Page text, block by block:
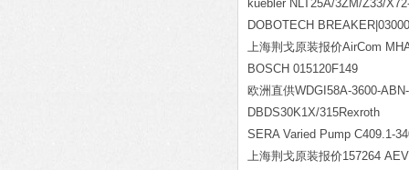
kuebler NLT25A/3ZM/Z33/
DOBOTECH
上海荆戈原装报价AirCom
BOSCH 015120F149
欧洲直供WDGI58A-3600-
DBDS30K1X/315Rexroth
SERA Varied Pump C409.1-
上海荆戈原装报价157264